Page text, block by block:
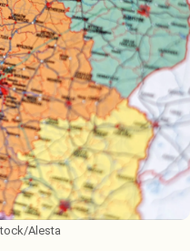
Alesta